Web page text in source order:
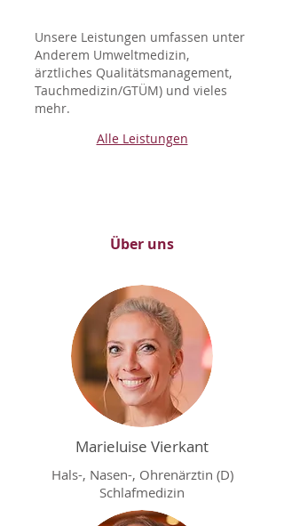
Unsere Leistungen umfassen unter
Anderem Umweltmedizin,
ärztliches Qualitätsmanagement,
Tauchmedizin/GTÜM) und vieles
mehr.
Alle Leistungen
Über uns
Marieluise Vierkant
Hals-, Nasen-, Ohrenärztin (D)
Schlafmedizin